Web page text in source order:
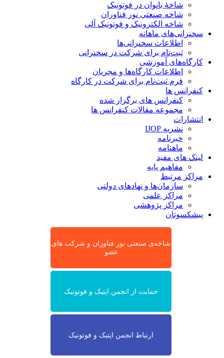
شاخۀ بانوان در فوتونیک
شاخه صنعتی نور فناوران
شاخه‌ الکترونیک و فوتونیک آلی
سخنرانی‌های ماهانه
اطلاعات سخنرانی‌‌ها
ثبت‌نام برای شرکت در سخنرانی
کارگاه‌های آموزشی
اطلاعات کارگاه‌ها و مجریان
فرم ثبت‌نام برای شرکت در کارگاه
کنفرانس ها
کنفرانس های برگزار شده
مجموعه مقالات کنفرانس ها
انتشارات
نشریه IJOP
خبرنامه
ماهنامه
لینک های مفید
مفاهیم پایه
مراکز مرتبط
سازمان‌ها و نهادهای دولتی
مراکز علمی
مراکز پژوهشی
پیشکسوتان
شاخه‌ی صنعتی نور فناوران و شرکت های
عضو
حمایت از انجمن اپتیک و فوتونیک
ارتباط انجمن اپتیک و فوتونیک